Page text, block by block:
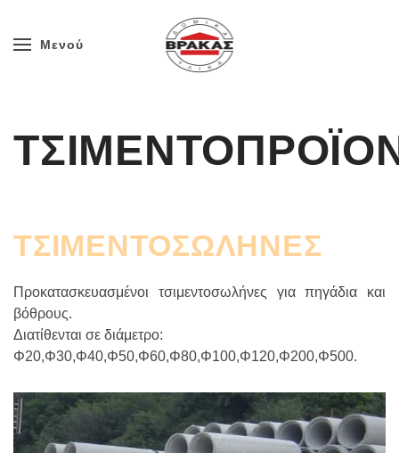
Skip to main content
Μενού
ΤΣΙΜΕΝΤΟΣΩΛΗΝΕΣ
Προκατασκευασμένοι τσιμεντοσωλήνες για πηγάδια και
βόθρους.
Διατίθενται σε διάμετρο:
Φ20,Φ30,Φ40,Φ50,Φ60,Φ80,Φ100,Φ120,Φ200,Φ500.